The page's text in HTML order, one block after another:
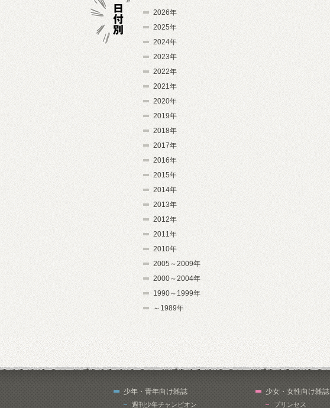
2026年
2025年
2024年
2023年
2022年
2021年
2020年
2019年
2018年
2017年
2016年
2015年
2014年
2013年
2012年
2011年
2010年
2005～2009年
2000～2004年
1990～1999年
～1989年
少年・青年向け雑誌
週刊少年チャンピオン
少女・女性向け雑誌
プリンセス